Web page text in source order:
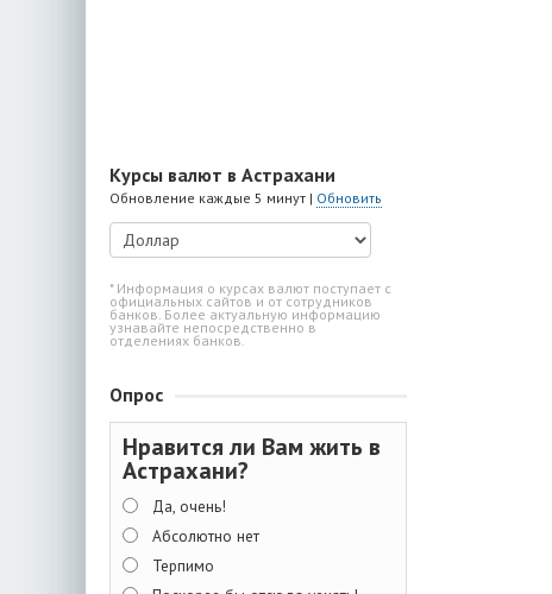
Курсы валют в Астрахани
Обновление каждые 5 минут | Обновить
* Информация о курсах валют поступает с
официальных сайтов и от сотрудников
банков. Более актуальную информацию
узнавайте непосредственно в
отделениях банков.
Опрос
Нравится ли Вам жить в
Астрахани?
Да, очень!
Абсолютно нет
Терпимо